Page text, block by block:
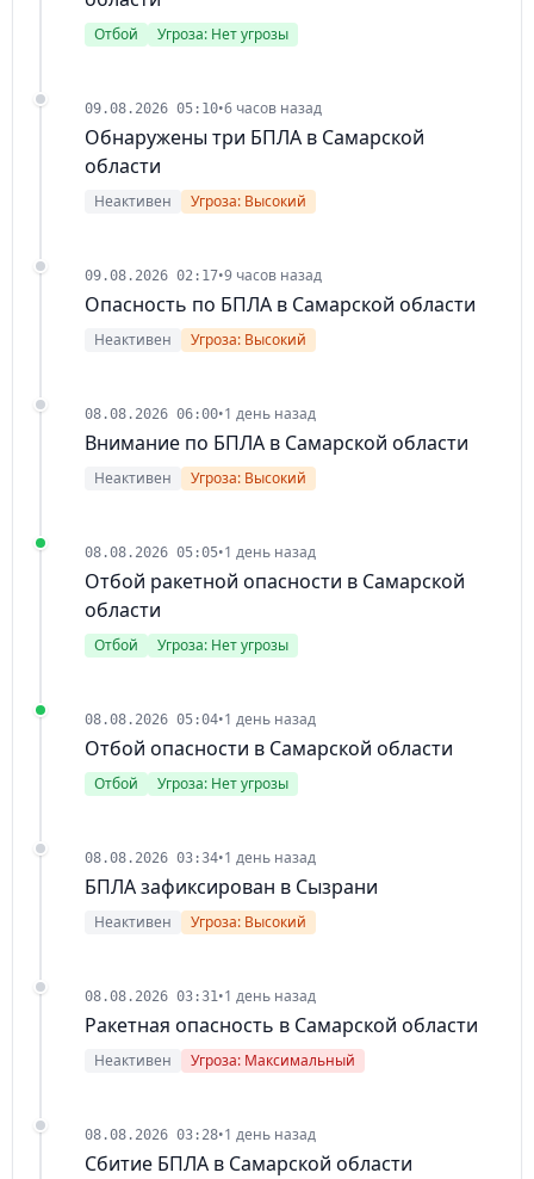
Отбой Угроза: Нет угрозы
09.08.2026 05:10•6 часов назад
Обнаружены три БПЛА в Самарской
области
Неактивен Угроза: Высокий
09.08.2026 02:17•9 часов назад
Опасность по БПЛА в Самарской области
Неактивен Угроза: Высокий
08.08.2026 06:00•1 день назад
Внимание по БПЛА в Самарской области
Неактивен Угроза: Высокий
08.08.2026 05:05•1 день назад
Отбой ракетной опасности в Самарской
области
Отбой Угроза: Нет угрозы
08.08.2026 05:04•1 день назад
Отбой опасности в Самарской области
Отбой Угроза: Нет угрозы
08.08.2026 03:34•1 день назад
БПЛА зафиксирован в Сызрани
Неактивен Угроза: Высокий
08.08.2026 03:31•1 день назад
Ракетная опасность в Самарской области
Неактивен Угроза: Максимальный
08.08.2026 03:28•1 день назад
Сбитие БПЛА в Самарской области